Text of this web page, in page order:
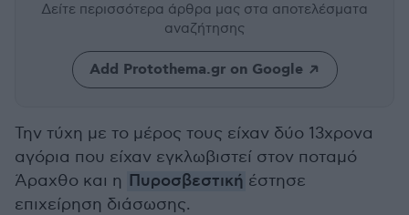
Δείτε περισσότερα άρθρα μας στα αποτελέσματα
αναζήτησης
Add Protothema.gr on Google
Την τύχη με το μέρος τους είχαν δύο 13χρονα
αγόρια που είχαν εγκλωβιστεί στον ποταμό
Άραχθο και η Πυροσβεστική έστησε
επιχείρηση διάσωσης.